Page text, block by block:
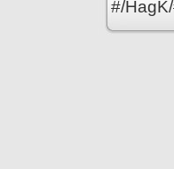
#/